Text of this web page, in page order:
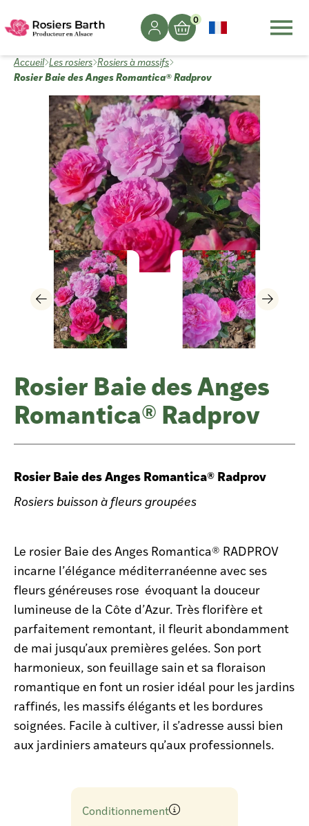
0
Accueil Les rosiers Rosiers à massifs
Rosier Baie des Anges Romantica® Radprov
Rosier Baie des Anges
Romantica® Radprov
Rosier Baie des Anges Romantica® Radprov
Rosiers buisson à fleurs groupées
Le rosier Baie des Anges Romantica® RADPROV
incarne l’élégance méditerranéenne avec ses
fleurs généreuses rose évoquant la douceur
lumineuse de la Côte d’Azur. Très florifère et
parfaitement remontant, il fleurit abondamment
de mai jusqu’aux premières gelées. Son port
harmonieux, son feuillage sain et sa floraison
romantique en font un rosier idéal pour les jardins
raffinés, les massifs élégants et les bordures
soignées. Facile à cultiver, il s’adresse aussi bien
aux jardiniers amateurs qu’aux professionnels.
Conditionnement